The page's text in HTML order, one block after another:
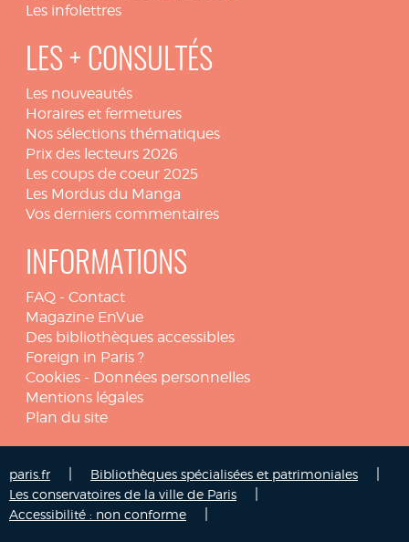
Les infolettres
LES + CONSULTÉS
Les nouveautés
Horaires et fermetures
Nos sélections thématiques
Prix des lecteurs 2026
Les coups de coeur 2025
Les Mordus du Manga
Vos derniers commentaires
INFORMATIONS
FAQ - Contact
Magazine EnVue
Des bibliothèques accessibles
Foreign in Paris ?
Cookies - Données personnelles
Mentions légales
Plan du site
paris.fr Bibliothèques spécialisées et patrimoniales
Les conservatoires de la ville de Paris
Accessibilité : non conforme